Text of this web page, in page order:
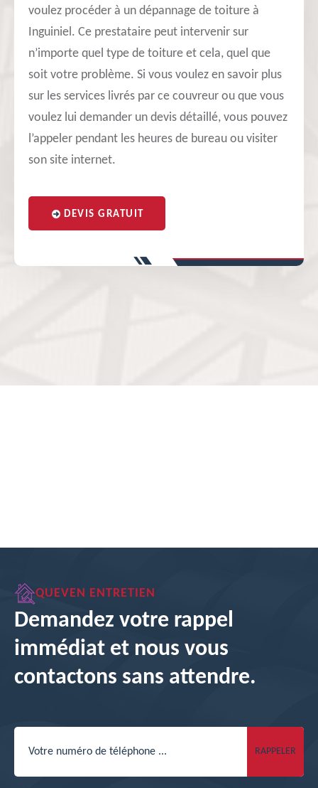
voulez procéder à un dépannage de toiture à
Inguiniel. Ce prestataire peut intervenir sur
n’importe quel type de toiture et cela, quel que
soit votre problème. Si vous voulez en savoir plus
sur les services livrés par ce couvreur ou que vous
voulez lui demander un devis détaillé, vous pouvez
l’appeler pendant les heures de bureau ou visiter
son site internet.
DEVIS GRATUIT
QUEVEN ENTRETIEN
Demandez votre rappel
immédiat et nous vous
contactons sans attendre.